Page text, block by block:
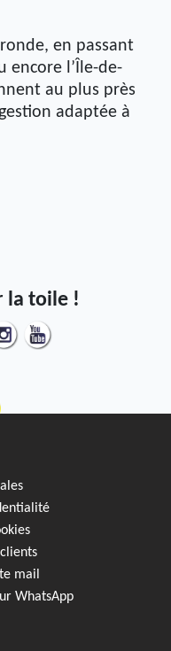
en passant
encore l’Île-de-
au plus près
adaptée à
la toile !
mail
WhatsApp